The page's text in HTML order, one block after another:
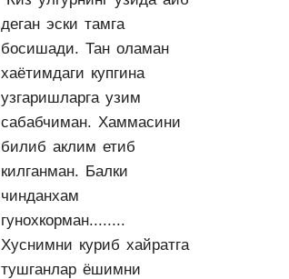
деган эски тамга
босишади. Тан оламан
хаётимдаги купгина
узгаришларга узим
сабабчиман. Хаммасини
билиб аклим етиб
килганман. Балки
чинданхам
гунохкорман........
Хуснимни куриб хайратга
тушганлар ёшимни